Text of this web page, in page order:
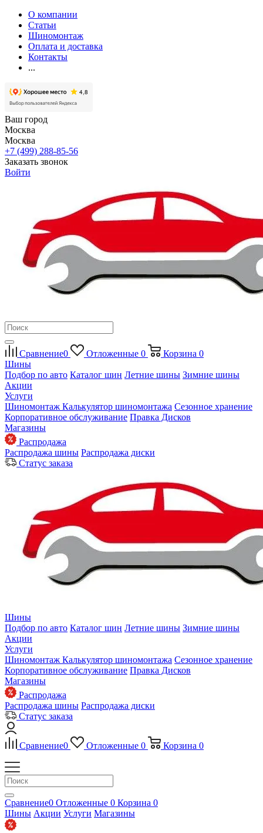
О компании
Статьи
Шиномонтаж
Оплата и доставка
Контакты
...
Ваш город
Москва
Москва
+7 (499) 288-85-56
Заказать звонок
Войти
Сравнение0 Отложенные 0 Корзина 0
Шины
Подбор по авто Каталог шин Летние шины Зимние шины
Акции
Услуги
Шиномонтаж Калькулятор шиномонтажа Сезонное хранение
Корпоративное обслуживание Правка Дисков
Магазины
Распродажа
Распродажа шины Распродажа диски
Статус заказа
Шины
Подбор по авто Каталог шин Летние шины Зимние шины
Акции
Услуги
Шиномонтаж Калькулятор шиномонтажа Сезонное хранение
Корпоративное обслуживание Правка Дисков
Магазины
Распродажа
Распродажа шины Распродажа диски
Статус заказа
Сравнение0 Отложенные 0 Корзина 0
Сравнение0 Отложенные 0 Корзина 0
Шины Акции Услуги Магазины